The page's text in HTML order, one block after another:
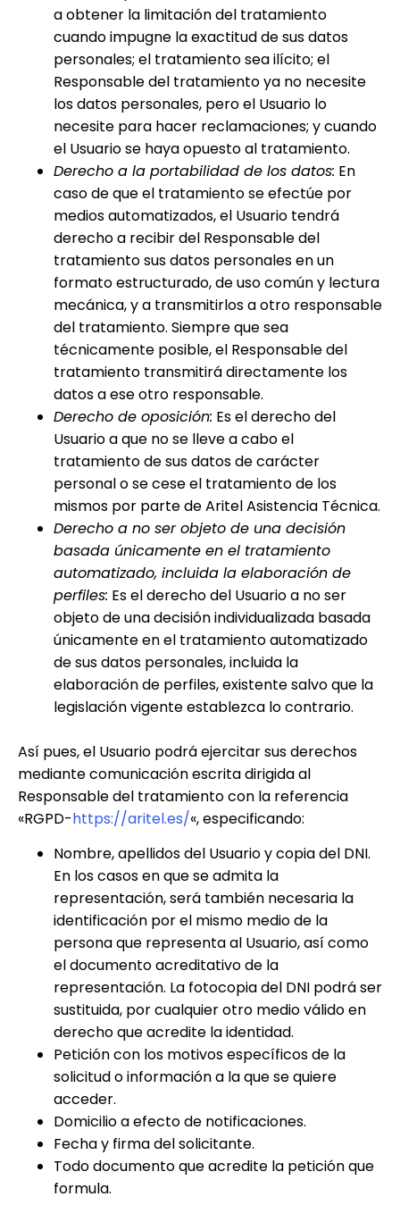
a obtener la limitación del tratamiento
cuando impugne la exactitud de sus datos
personales; el tratamiento sea ilícito; el
Responsable del tratamiento ya no necesite
los datos personales, pero el Usuario lo
necesite para hacer reclamaciones; y cuando
el Usuario se haya opuesto al tratamiento.
Derecho a la portabilidad de los datos: En
caso de que el tratamiento se efectúe por
medios automatizados, el Usuario tendrá
derecho a recibir del Responsable del
tratamiento sus datos personales en un
formato estructurado, de uso común y lectura
mecánica, y a transmitirlos a otro responsable
del tratamiento. Siempre que sea
técnicamente posible, el Responsable del
tratamiento transmitirá directamente los
datos a ese otro responsable.
Derecho de oposición: Es el derecho del
Usuario a que no se lleve a cabo el
tratamiento de sus datos de carácter
personal o se cese el tratamiento de los
mismos por parte deAritel Asistencia Técnica.
Derecho a no ser objeto de una decisión
basada únicamente en el tratamiento
automatizado, incluida la elaboración de
perfiles: Es el derecho del Usuario a no ser
objeto de una decisión individualizada basada
únicamente en el tratamiento automatizado
de sus datos personales, incluida la
elaboración de perfiles, existente salvo que la
legislación vigente establezca lo contrario.
Así pues, el Usuario podrá ejercitar sus derechos
mediante comunicación escrita dirigida al
Responsable del tratamiento con la referencia
«RGPD-https://aritel.es/«, especificando:
Nombre, apellidos del Usuario y copia del DNI.
En los casos en que se admita la
representación, será también necesaria la
identificación por el mismo medio de la
persona que representa al Usuario, así como
el documento acreditativo de la
representación. La fotocopia del DNI podrá ser
sustituida, por cualquier otro medio válido en
derecho que acredite la identidad.
Petición con los motivos específicos de la
solicitud o información a la que se quiere
acceder.
Domicilio a efecto de notificaciones.
Fecha y firma del solicitante.
Todo documento que acredite la petición que
formula.